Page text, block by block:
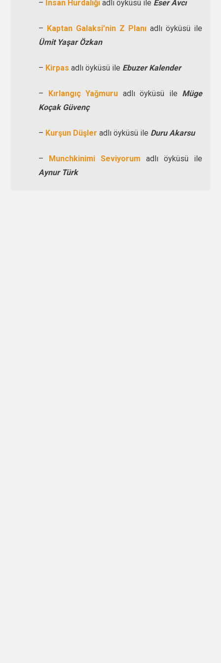
– İnsan Hurdalığı adlı öyküsü ile Eser Avcı
– Kaptan Galaksi’nin Z Planı adlı öyküsü ile
Ümit Yaşar Özkan
– Kirpas adlı öyküsü ile Ebuzer Kalender
– Kırlangıç Yağmuru adlı öyküsü ile Müge
Koçak Güvenç
– Kurşun Düşler adlı öyküsü ile Duru Akarsu
– Munchkinimi Seviyorum adlı öyküsü ile
Aynur Türk